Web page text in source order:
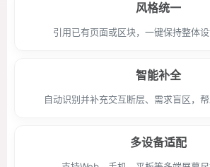
风格统一
引用已有页面或区块，一键保持整体
智能补全
自动识别并补充交互断层、需求盲区，
多设备适配